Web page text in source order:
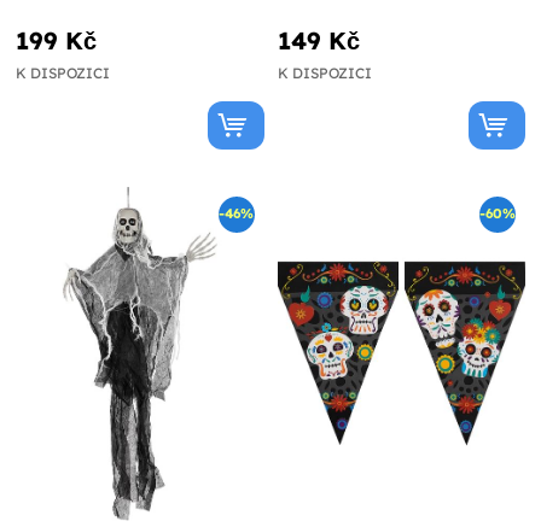
199 Kč
K DISPOZICI
149 Kč
K DISPOZICI
-46% -60%